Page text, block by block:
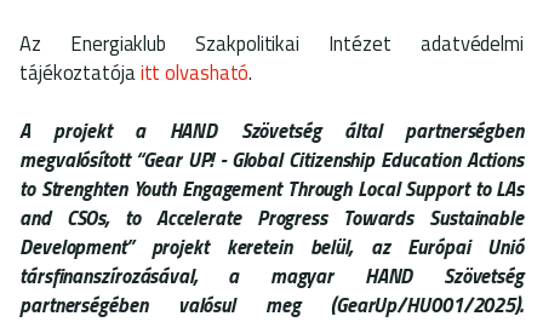
Az Energiaklub Szakpolitikai Intézet adatvédelmi
tájékoztatójaitt olvasható.
A projekt a HAND Szövetség által partnerségben
megvalósított “Gear UP! - Global Citizenship Education Actions
to Strenghten Youth Engagement Through Local Support to LAs
and CSOs, to Accelerate Progress Towards Sustainable
Development” projekt keretein belül, az Európai Unió
társfinanszírozásával, a magyar HAND Szövetség
partnerségében valósul meg (GearUp/HU001/2025).